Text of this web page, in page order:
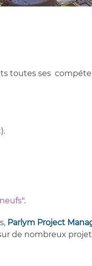
toutes ses
".
Parlym Project
de nombreux